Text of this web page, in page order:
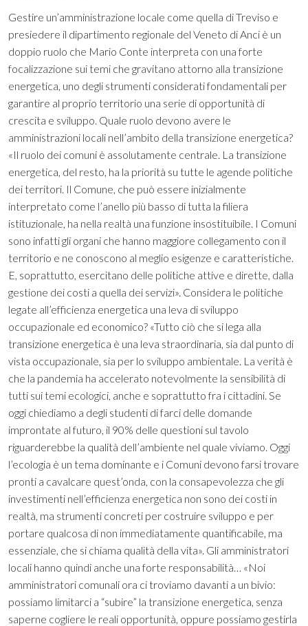
Gestire un’amministrazione locale come quella di Treviso e
presiedere il dipartimento regionale del Veneto di Anci è un
doppio ruolo che Mario Conte interpreta con una forte
focalizzazione sui temi che gravitano attorno alla transizione
energetica, uno degli strumenti considerati fondamentali per
garantire al proprio territorio una serie di opportunità di
crescita e sviluppo. Quale ruolo devono avere le
amministrazioni locali nell’ambito della transizione energetica?
«Il ruolo dei comuni è assolutamente centrale. La transizione
energetica, del resto, ha la priorità su tutte le agende politiche
dei territori. Il Comune, che può essere inizialmente
interpretato come l’anello più basso di tutta la filiera
istituzionale, ha nella realtà una funzione insostituibile. I Comuni
sono infatti gli organi che hanno maggiore collegamento con il
territorio e ne conoscono al meglio esigenze e caratteristiche.
E, soprattutto, esercitano delle politiche attive e dirette, dalla
gestione dei costi a quella dei servizi». Considera le politiche
legate all’efficienza energetica una leva di sviluppo
occupazionale ed economico? «Tutto ciò che si lega alla
transizione energetica è una leva straordinaria, sia dal punto di
vista occupazionale, sia per lo sviluppo ambientale. La verità è
che la pandemia ha accelerato notevolmente la sensibilità di
tutti sui temi ecologici, anche e soprattutto fra i cittadini. Se
oggi chiediamo a degli studenti di farci delle domande
improntate al futuro, il 90% delle questioni sul tavolo
riguarderebbe la qualità dell’ambiente nel quale viviamo. Oggi
l’ecologia è un tema dominante e i Comuni devono farsi trovare
pronti a cavalcare quest’onda, con la consapevolezza che gli
investimenti nell’efficienza energetica non sono dei costi in
realtà, ma strumenti concreti per costruire sviluppo e per
portare qualcosa di non immediatamente quantificabile, ma
essenziale, che si chiama qualità della vita». Gli amministratori
locali hanno quindi anche una forte responsabilità… «Noi
amministratori comunali ora ci troviamo davanti a un bivio:
possiamo limitarci a “subire” la transizione energetica, senza
saperne cogliere le reali opportunità, oppure possiamo gestirla